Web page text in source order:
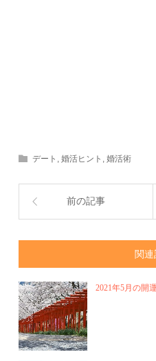
デート ,婚活ヒント ,婚活術
前の記事
関
2021年5月の開